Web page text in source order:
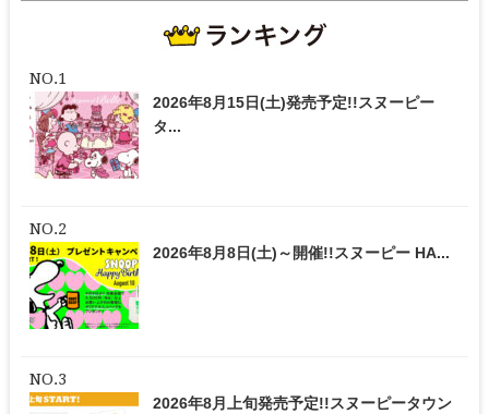
2026年8月15日(土)発売予定!!スヌーピー
タ...
2026年8月8日(土)～開催!!スヌーピー HA...
2026年8月上旬発売予定!!スヌーピータウン